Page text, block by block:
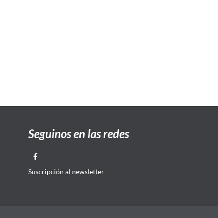
Seguinos en las redes
Suscripción al newsletter